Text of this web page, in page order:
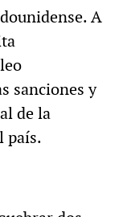
A
sanciones y
de la
país.